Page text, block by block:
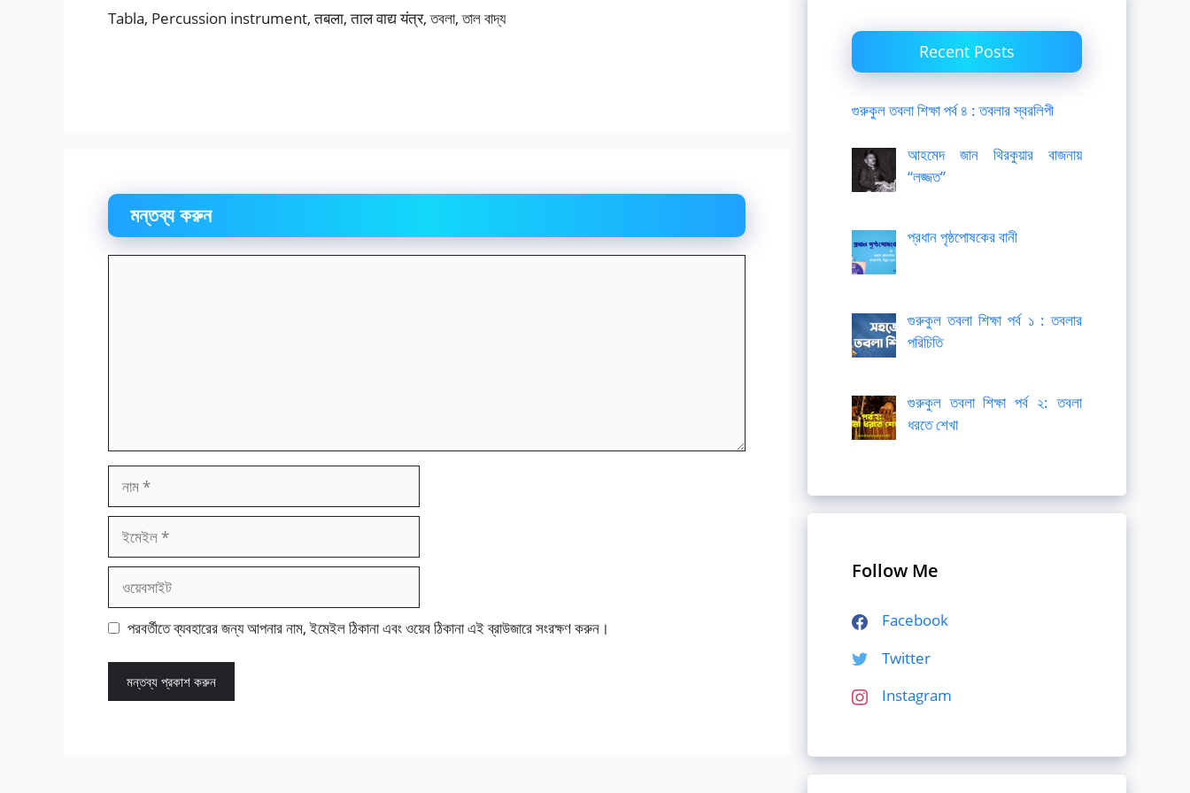
Tabla, Percussion instrument, तबला, ताल वाद्य यंत्र, তবলা, তাল বাদ্য
মন্তব্য করুন
ইমেইল
পরবর্তীতে ব্যবহারের জন্য আপনার নাম, ইমেইল ঠিকানা এবং ওয়েব ঠিকানা এই ব্রাউজারে সংরক্ষণ করুন।
Recent Posts
গুরুকুল তবলা শিক্ষা পর্ব ৪ : তবলার স্বরলিপী
আহমেদ জান থিরকুয়ার বাজনায়
“লজ্জত”
প্রধান পৃষ্ঠপোষকের বানী
গুরুকুল তবলা শিক্ষা পর্ব ১ : তবলার
পরিচিতি
গুরুকুল তবলা শিক্ষা পর্ব ২: তবলা
ধরতে শেখা
Follow Me
Facebook
Twitter
Instagram